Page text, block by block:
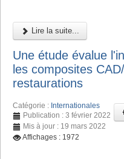
Lire la suite...
Une étude évalue
les composites
restaurations
Catégorie : Internationales
Publication : 3 février 2022
Mis à jour : 19 mars 2022
Affichages : 1972